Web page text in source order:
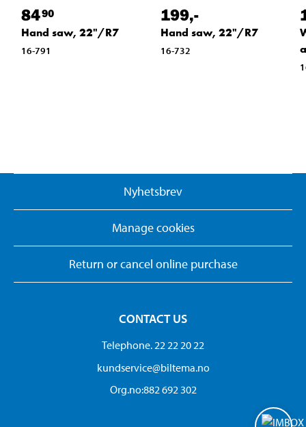
8490
Hand saw, 22"/R7
16-791
199,-
Hand saw, 22"/R7
16-732
Nyhetsbrev
Manage cookies
Return or cancel online purchase
CONTACT US
Telephone. 22 22 20 22
kundservice@biltema.no
Org.no:882 692 302